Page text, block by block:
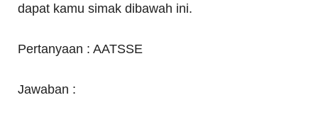
dapat kamu simak dibawah ini.
Pertanyaan : AATSSE
Jawaban :